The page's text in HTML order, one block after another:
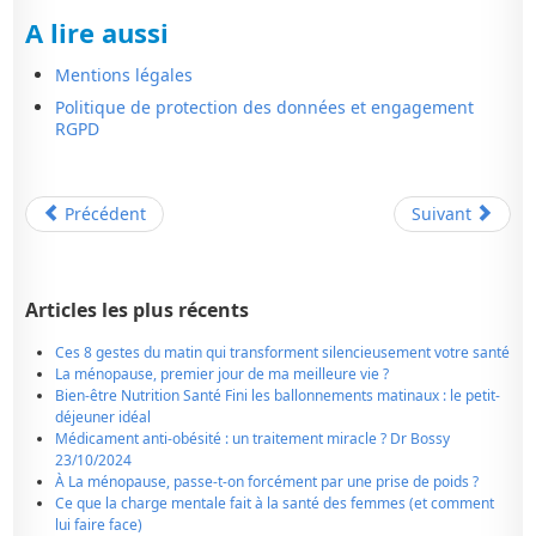
A lire aussi
Mentions légales
Politique de protection des données et engagement
RGPD
Précédent Suivant
Articles les plus récents
Ces 8 gestes du matin qui transforment silencieusement votre santé
La ménopause, premier jour de ma meilleure vie ?
Bien-être Nutrition Santé Fini les ballonnements matinaux : le petit-
déjeuner idéal
Médicament anti-obésité : un traitement miracle ? Dr Bossy
23/10/2024
À La ménopause, passe-t-on forcément par une prise de poids ?
Ce que la charge mentale fait à la santé des femmes (et comment
lui faire face)